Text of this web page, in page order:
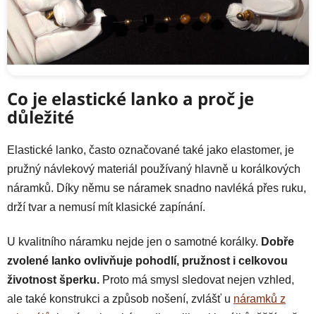
Co je elastické lanko a proč je
důležité
Elastické lanko, často označované také jako elastomer, je
pružný návlekový materiál používaný hlavně u korálkových
náramků. Díky němu se náramek snadno navléká přes ruku,
drží tvar a nemusí mít klasické zapínání.
U kvalitního náramku nejde jen o samotné korálky. Dobře
zvolené lanko ovlivňuje pohodlí, pružnost i celkovou
životnost šperku. Proto má smysl sledovat nejen vzhled,
ale také konstrukci a způsob nošení, zvlášť u náramků z